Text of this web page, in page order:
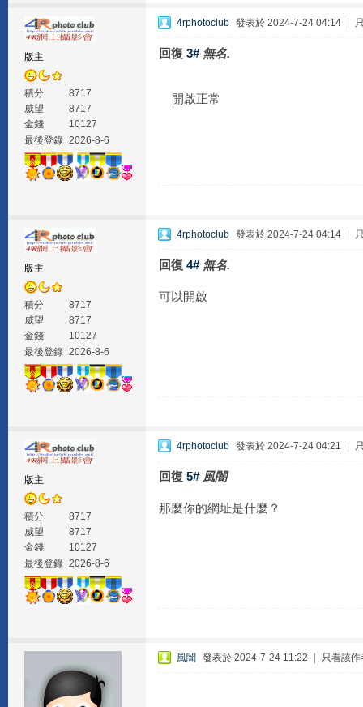
版主
積分
8717
威望
8717
金錢
10127
最後登錄 2026-8-6
4rphotoclub 發表於 2024-7-24 04:14
回復 3# 無名.
開啟正常
版主
積分
8717
威望
8717
金錢
10127
最後登錄 2026-8-6
4rphotoclub 發表於 2024-7-24 04:14
回復 4# 無名.
可以開啟
版主
積分
8717
威望
8717
金錢
10127
最後登錄 2026-8-6
4rphotoclub 發表於 2024-7-24 04:21
回復 5# 風闇
那麼你的網址是什麼？
風闇 發表於 2024-7-24 11:22 只看該作